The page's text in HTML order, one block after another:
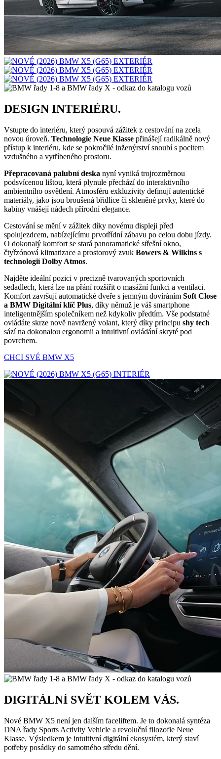
DESIGN INTERIÉRU.
Vstupte do interiéru, který posouvá zážitek z cestování na zcela
novou úroveň. Technologie Neue Klasse přinášejí radikálně nový
přístup k interiéru, kde se pokročilé inženýrství snoubí s pocitem
vzdušného a vytříbeného prostoru.
Přepracovaná palubní deska nyní vyniká trojrozměrnou
podsvícenou lištou, která plynule přechází do interaktivního
ambientního osvětlení. Atmosféru exkluzivity definují autentické
materiály, jako jsou broušená břidlice či skleněné prvky, které do
kabiny vnášejí nádech přírodní elegance.
Cestování se mění v zážitek díky novému displeji před
spolujezdcem, nabízejícímu prvotřídní zábavu po celou dobu jízdy.
O dokonalý komfort se stará panoramatické střešní okno,
čtyřzónová klimatizace a prostorový zvuk Bowers & Wilkins s
technologií Dolby Atmos.
Najděte ideální pozici v precizně tvarovaných sportovních
sedadlech, která lze na přání rozšířit o masážní funkci a ventilaci.
Komfort završují automatické dveře s jemným dovíráním Soft Close
a BMW Digitální klíč Plus, díky němuž je váš smartphone
inteligentnějším společníkem než kdykoliv předtím. Vše podstatné
ovládáte skrze nově navržený volant, který díky principu shy tech
sází na dokonalou ergonomii a intuitivní ovládání skryté pod
povrchem.
CHCI SVÉ BMW X5
DIGITÁLNÍ SVĚT KOLEM VÁS.
Nové BMW X5 není jen dalším faceliftem. Je to dokonalá syntéza
DNA řady Sports Activity Vehicle a revoluční filozofie Neue
Klasse. Výsledkem je intuitivní digitální ekosystém, který staví
potřeby posádky do samotného středu dění.